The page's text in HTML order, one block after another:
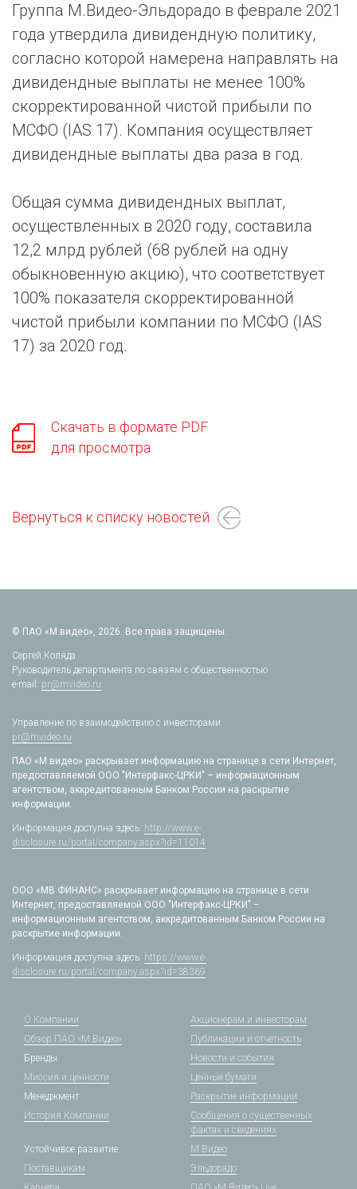
Группа М.Видео-Эльдорадо в феврале 2021
года утвердила дивидендную политику,
согласно которой намерена направлять на
дивидендные выплаты не менее 100%
скорректированной чистой прибыли по
МСФО (IAS 17). Компания осуществляет
дивидендные выплаты два раза в год.
Общая сумма дивидендных выплат,
осуществленных в 2020 году, составила
12,2 млрд рублей (68 рублей на одну
обыкновенную акцию), что соответствует
100% показателя скорректированной
чистой прибыли компании по МСФО (IAS
17) за 2020 год.
Скачать в формате PDF
для просмотра
Вернуться к списку новостей
© ПАО «М.видео», 2026. Все права защищены.
Сергей Коляда
Руководитель департамента по связям с общественностью
e-mail: pr@mvideo.ru
Управление по взаимодействию с инвесторами
pr@mvideo.ru
ПАО «М.видео» раскрывает информацию на странице в сети Интернет,
предоставляемой ООО "Интерфакс-ЦРКИ" – информационным
агентством, аккредитованным Банком России на раскрытие
информации.
Информация доступна здесь: http://www.e-
disclosure.ru/portal/company.aspx?id=11014
ООО «МВ ФИНАНС» раскрывает информацию на странице в сети
Интернет, предоставляемой ООО "Интерфакс-ЦРКИ" –
информационным агентством, аккредитованным Банком России на
раскрытие информации.
Информация доступна здесь: https://www.e-
disclosure.ru/portal/company.aspx?id=38369
О Компании
Обзор ПАО «М.Видео»
Бренды
Миссия и ценности
Менеджмент
История Компании
Акционерам и инвесторам
Публикации и отчетность
Новости и события
Ценные бумаги
Раскрытие информации
Сообщения о существенных
фактах и сведениях
Устойчивое развитие
Поставщикам
М.Видео
Эльдорадо